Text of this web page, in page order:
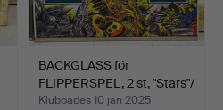
BACKGLASS för
FLIPPERSPEL, 2 st, "Stars"/
…
Klubbades 10 jan 2025